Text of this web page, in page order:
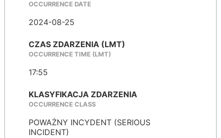
OCCURRENCE DATE
2024-08-25
CZAS ZDARZENIA (LMT)
OCCURRENCE TIME (LMT)
17:55
KLASYFIKACJA ZDARZENIA
OCCURRENCE CLASS
POWAŻNY INCYDENT (SERIOUS
INCIDENT)